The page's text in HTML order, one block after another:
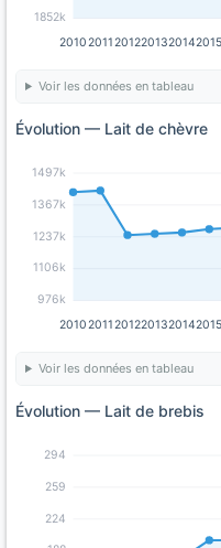
1852k
20102011201220132014
Voir les données en tableau
Évolution — Lait de chèvre
976k
1106k
1237k
1367k
1497k
20102011201220132014
Voir les données en tableau
Évolution — Lait de brebis
224
259
294